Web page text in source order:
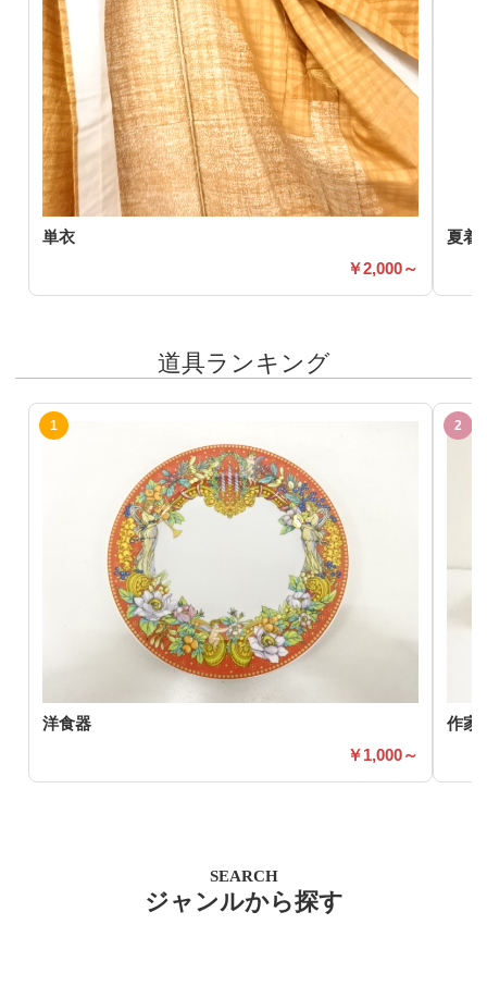
単衣
2,000～
夏着
道具ランキング
洋食器
1,000～
作家
SEARCH
ジャンルから探す